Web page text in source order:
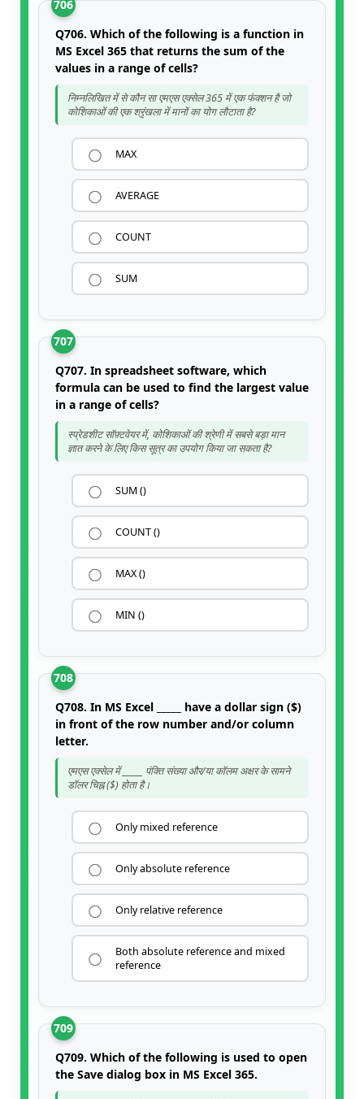
706
Q706. Which of the following is a function in
MS Excel 365 that returns the sum of the
values in a range of cells?
निम्नलिखित में से कौन सा एमएस एक्सेल 365 में एक फंक्शन है जो
कोशिकाओं की एक श्रृंखला में मानों का योग लौटाता है?
MAX
AVERAGE
COUNT
SUM
707
Q707. In spreadsheet software, which
formula can be used to find the largest value
in a range of cells?
स्प्रेडशीट सॉफ़्टवेयर में, कोशिकाओं की श्रेणी में सबसे बड़ा मान
ज्ञात करने के लिए किस सूत्र का उपयोग किया जा सकता है?
SUM ()
COUNT ()
MAX ()
MIN ()
708
Q708. In MS Excel _____ have a dollar sign ($)
in front of the row number and/or column
letter.
एमएस एक्सेल में _____ पंक्ति संख्या और/या कॉलम अक्षर के सामने
डॉलर चिह्न ($) होता है।
Only mixed reference
Only absolute reference
Only relative reference
Both absolute reference and mixed
reference
709
Q709. Which of the following is used to open
the Save dialog box in MS Excel 365.